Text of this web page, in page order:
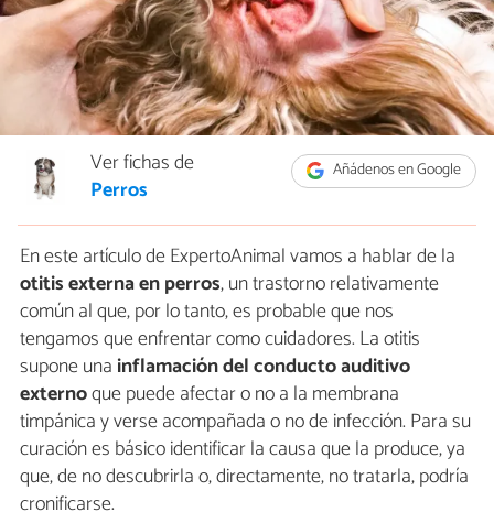
Añádenos en Google
Ver fichas de
Perros
En este artículo de ExpertoAnimal vamos a hablar de la
otitis externa en perros, un trastorno relativamente
común al que, por lo tanto, es probable que nos
tengamos que enfrentar como cuidadores. La otitis
supone una inflamación delconducto auditivo
externoque puede afectar o no a la membrana
timpánica y verse acompañada o no de infección. Para su
curación es básico identificar la causa que la produce, ya
que, de no descubrirla o, directamente, no tratarla, podría
cronificarse.